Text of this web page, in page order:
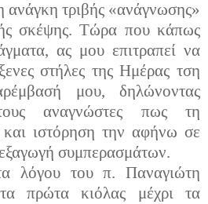
ανάγκη τριβής «ανάγνωσης»
σκέψης. Τώρα που κάπως
ας μου επιτραπεί να
στήλες της Ημέρας τση
μου, δηλώνοντας
αναγνώστες πως τη
και ιστόρηση την αφήνω σε
συμπερασμάτων.
λόγου του π. Παναγιώτη
πρώτα κιόλας μέχρι τα